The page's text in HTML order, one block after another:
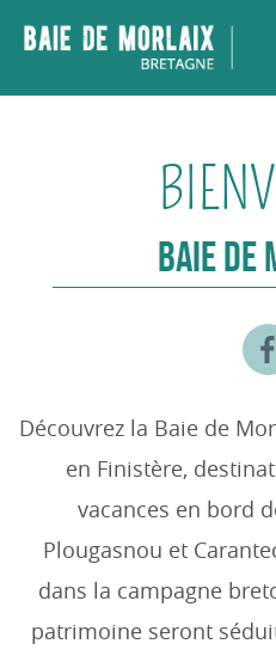
BAIE DE
Découvrez la Baie de
en Finistère,
vacances en bord
Plougasnou et
dans la campagne
patrimoine seront